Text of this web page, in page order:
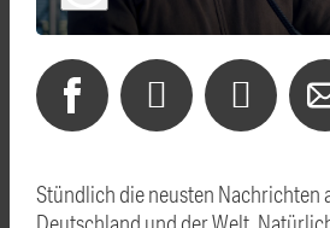
Stündlich die neusten Nachrichten